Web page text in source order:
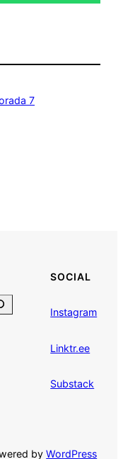
7
SOCIAL
Instagram
Linktr.ee
Substack
byWordPress